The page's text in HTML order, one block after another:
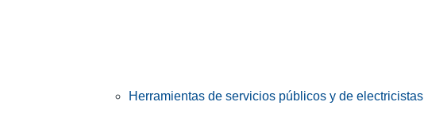
Herramientas de servicios públicos y de electricistas